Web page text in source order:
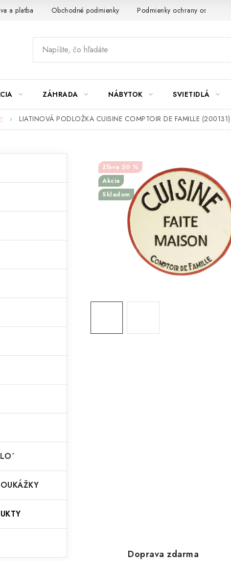
a platba Obchodné podmienky Podmienky ochrany osobných
ZÁHRADA NÁBYTOK SVIETIDLÁ
LIATINOVÁ PODLOŽKA CUISINE COMPTOIR DE FAMILLE (200131)
50 %
Akcia
Skladom
Doprava zdarma